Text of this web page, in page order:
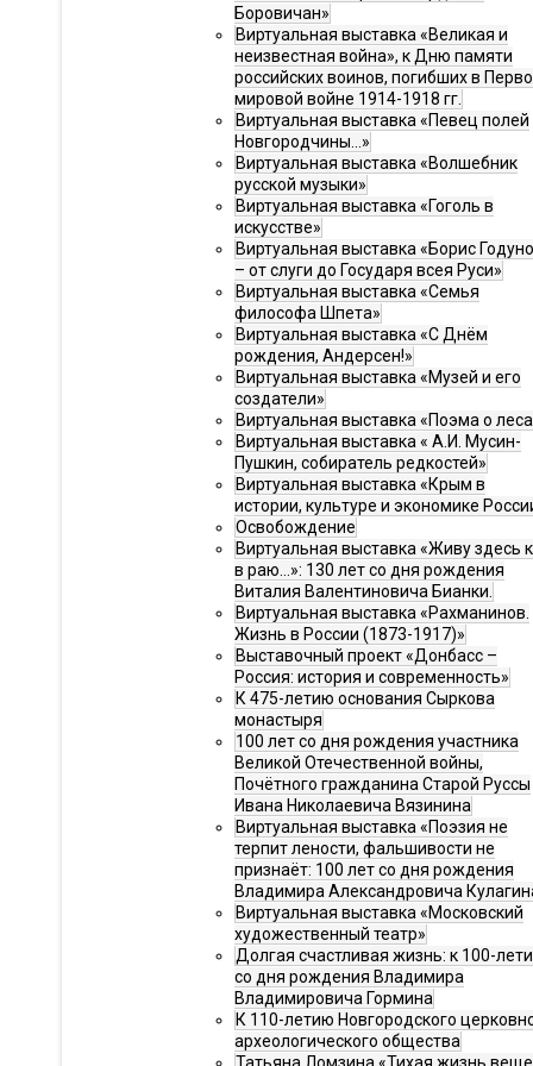
Боровичан»
Виртуальная выставка «Великая и
неизвестная война», к Дню памяти
российских воинов, погибших в
мировой войне 1914-1918 гг.
Виртуальная выставка «Певец полей
Новгородчины…»
Виртуальная выставка «Волшебник
русской музыки»
Виртуальная выставка «Гоголь в
искусстве»
Виртуальная выставка «Борис
– от слуги до Государя всея Руси»
Виртуальная выставка «Семья
философа Шпета»
Виртуальная выставка «С Днём
рождения, Андерсен!»
Виртуальная выставка «Музей и его
создатели»
Виртуальная выставка «Поэма о
Виртуальная выставка « А.И. Мусин-
Пушкин, собиратель редкостей»
Виртуальная выставка «Крым в
истории, культуре и экономике
Освобождение
Виртуальная выставка «Живу здесь
в раю…»: 130 лет со дня рождения
Виталия Валентиновича Бианки.
Виртуальная выставка «Рахманинов.
Жизнь в России (1873-1917)»
Выставочный проект «Донбасс –
Россия: история и современность»
К 475-летию основания Сыркова
монастыря
100 лет со дня рождения участника
Великой Отечественной войны,
Почётного гражданина Старой Руссы
Ивана Николаевича Вязинина
Виртуальная выставка «Поэзия не
терпит лености, фальшивости не
признаёт: 100 лет со дня рождения
Владимира Александровича
Виртуальная выставка «Московский
художественный театр»
Долгая счастливая жизнь: к 100-
со дня рождения Владимира
Владимировича Гормина
К 110-летию Новгородского
археологического общества